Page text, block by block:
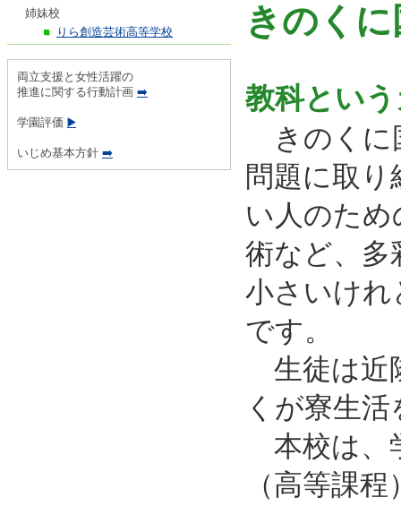
姉妹校
りら創造芸術高等学校
両立支援と女性活躍の
推進に関する行動計画 ➡️
学園評価 ▶️
いじめ基本方針 ➡️
きのく
教科とい
きのくに
問題に取
い人のため
術など、多
小さいけれ
です。
生徒は近
くが寮生
本校は、
（高等課